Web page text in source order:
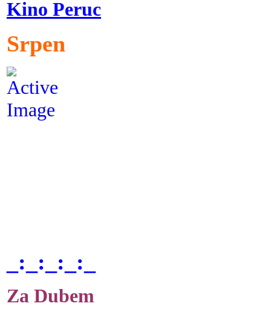
Kino Peruc
Srpen
_:_:_:_:_
Za Dubem